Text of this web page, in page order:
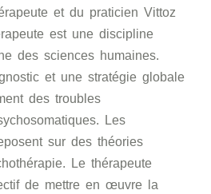
et du praticien Vittoz
est une discipline
des sciences humaines.
et une stratégie globale
des troubles
Les
sur des théories
Le thérapeute
de mettre en œuvre la